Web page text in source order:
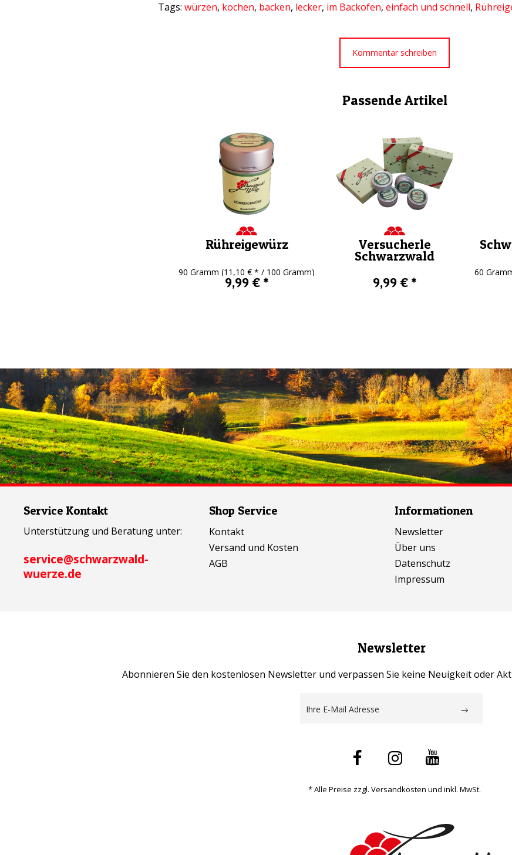
Tags: würzen, kochen, backen, lecker, im Backofen, einfach und schnell,
Kommentar schreiben
Passende Artikel
Rühreigewürz
90 Gramm (11,10 € * / 100 Gramm)
9,99 € *
Versucherle
Schwarzwald
9,99 € *
60
Service Kontakt
Unterstützung und Beratung unter:
service@schwarzwald-
wuerze.de
Shop Service
Kontakt
Versand und Kosten
AGB
Informationen
Newsletter
Über uns
Datenschutz
Impressum
Newsletter
Abonnieren Sie den kostenlosen Newsletter und verpassen Sie keine Neuigkeit oder
* Alle Preise zzgl. Versandkosten und inkl. MwSt.